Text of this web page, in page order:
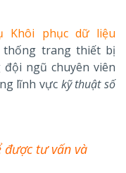
Khôi phục dữ liệu
thống trang thiết bị
ngũ chuyên viên
lĩnh vực kỹ thuật số
được tư vấn và